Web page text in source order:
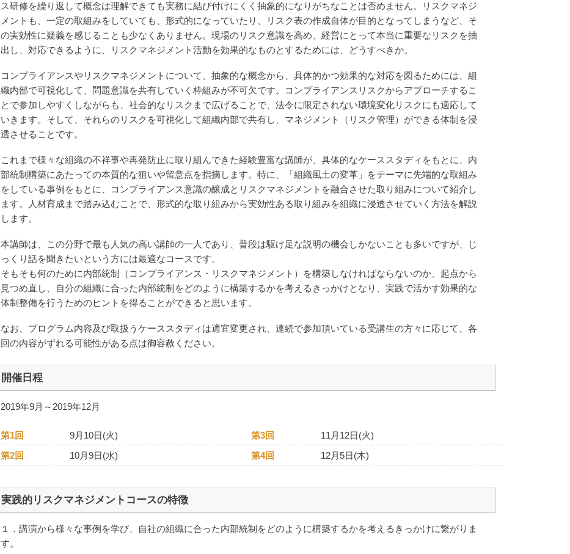
ス研修を繰り返して概念は理解できても実務に結び付けにくく抽象的になりがちなことは否めません。リスクマネジ
メントも、一定の取組みをしていても、形式的になっていたり、リスク表の作成自体が目的となってしまうなど、そ
の実効性に疑義を感じることも少なくありません。現場のリスク意識を高め、経営にとって本当に重要なリスクを抽
出し、対応できるように、リスクマネジメント活動を効果的なものとするためには、どうすべきか。
コンプライアンスやリスクマネジメントについて、抽象的な概念から、具体的かつ効果的な対応を図るためには、組
織内部で可視化して、問題意識を共有していく枠組みが不可欠です。コンプライアンスリスクからアプローチするこ
とで参加しやすくしながらも、社会的なリスクまで広げることで、法令に限定されない環境変化リスクにも適応して
いきます。そして、それらのリスクを可視化して組織内部で共有し、マネジメント（リスク管理）ができる体制を浸
透させることです。
これまで様々な組織の不祥事や再発防止に取り組んできた経験豊富な講師が、具体的なケーススタディをもとに、内
部統制構築にあたっての本質的な狙いや留意点を指摘します。特に、「組織風土の変革」をテーマに先端的な取組み
をしている事例をもとに、コンプライアンス意識の醸成とリスクマネジメントを融合させた取り組みについて紹介し
ます。人材育成まで踏み込むことで、形式的な取り組みから実効性ある取り組みを組織に浸透させていく方法を解説
します。
本講師は、この分野で最も人気の高い講師の一人であり、普段は駆け足な説明の機会しかないことも多いですが、じ
っくり話を聞きたいという方には最適なコースです。
そもそも何のために内部統制（コンプライアンス・リスクマネジメント）を構築しなければならないのか、起点から
見つめ直し、自分の組織に合った内部統制をどのように構築するかを考えるきっかけとなり、実践で活かす効果的な
体制整備を行うためのヒントを得ることができると思います。
なお、プログラム内容及び取扱うケーススタディは適宜変更され、連続で参加頂いている受講生の方々に応じて、各
回の内容がずれる可能性がある点は御容赦ください。
開催日程
2019年9月～2019年12月
第1回 9月10日(火) 第3回
11月12日(火)
第2回
10月9日(水) 第4回 12月5日(木)
実践的リスクマネジメントコースの特徴
１．講演から様々な事例を学び、自社の組織に合った内部統制をどのように構築するかを考えるきっかけに繋がりま
す。